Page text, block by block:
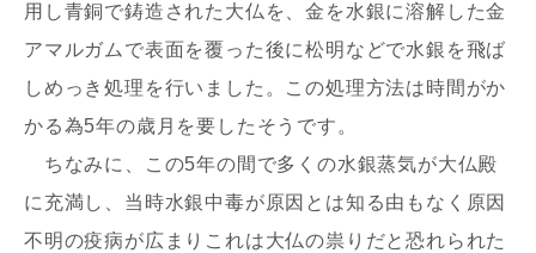
用し青銅で鋳造された大仏を、金を水銀に溶解した金
アマルガムで表面を覆った後に松明などで水銀を飛ば
しめっき処理を行いました。この処理方法は時間がか
かる為5年の歳月を要したそうです。
ちなみに、この5年の間で多くの水銀蒸気が大仏殿
に充満し、当時水銀中毒が原因とは知る由もなく原因
不明の疫病が広まりこれは大仏の祟りだと恐れられた